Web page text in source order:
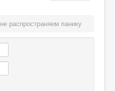
распространяем панику